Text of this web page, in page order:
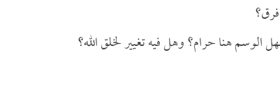
الوسم هنا حرام؟ وهل فيه تغيير لخلق الله؟